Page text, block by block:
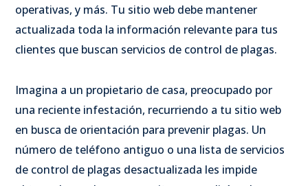
operativas, y más. Tu sitio web debe mantener
actualizada toda la información relevante para tus
clientes que buscan servicios de control de plagas.
Imagina a un propietario de casa, preocupado por
una reciente infestación, recurriendo a tu sitio web
en busca de orientación para prevenir plagas. Un
número de teléfono antiguo o una lista de servicios
de control de plagas desactualizada les impide